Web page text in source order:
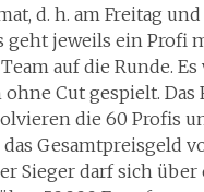
d. h. am Freitag und
geht jeweils ein Profi
auf die Runde.
Cut gespielt. Das
die 60 Profis
Gesamtpreisgeld
Sieger darf sich über